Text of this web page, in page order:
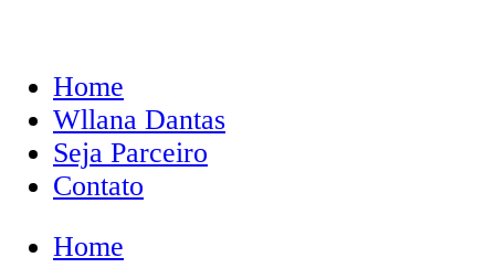
Home
Wllana Dantas
Seja Parceiro
Contato
Home